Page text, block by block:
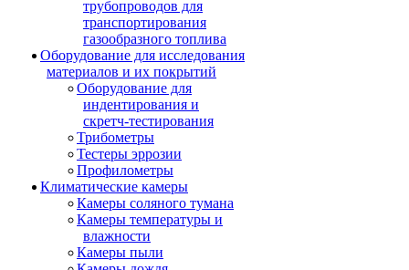
трубопроводов для
транспортирования
газообразного топлива
Оборудование для исследования
материалов и их покрытий
Оборудование для
индентирования и
скретч-тестирования
Трибометры
Тестеры эррозии
Профилометры
Климатические камеры
Камеры соляного тумана
Камеры температуры и
влажности
Камеры пыли